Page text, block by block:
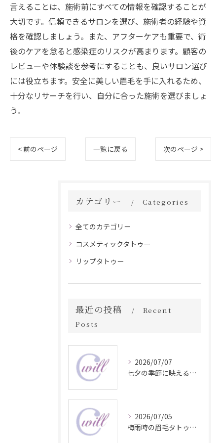
言えることは、施術前にすべての情報を確認することが
大切です。信頼できるサロンを選び、施術者の経験や資
格を確認しましょう。また、アフターケアも重要で、術
後のケアを怠ると感染症のリスクが高まります。顧客の
レビューや体験談を参考にすることも、良いサロン選び
には役立ちます。安全に美しい眉毛を手に入れるため、
十分なリサーチを行い、自分に合った施術を選びましょ
う。
< 前のページ 一覧に戻る 次のページ >
カテゴリー Categories
全てのカテゴリー
コスメティックタトゥー
リップタトゥー
最近の投稿
Recent
Posts
2026/07/07
七夕の季節に映える眉毛タトゥー技術
2026/07/05
梅雨時の眉毛タトゥー美容法